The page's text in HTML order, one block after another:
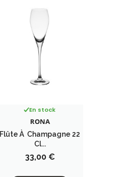
En stock
RONA
Flûte À Champagne 22
Cl...
Prix
33,00 €